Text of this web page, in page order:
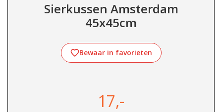
Sierkussen Amsterdam
45x45cm
Bewaar in favorieten
17,-